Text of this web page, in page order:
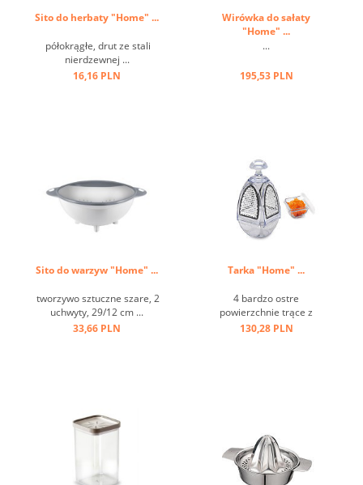
Sito do herbaty "Home" ...
półokrągłe, drut ze stali
nierdzewnej ...
16,16 PLN
Wirówka do sałaty
"Home" ...
...
195,53 PLN
Sito do warzyw "Home" ...
tworzywo sztuczne szare, 2
uchwyty, 29/12 cm ...
33,66 PLN
Tarka "Home" ...
4 bardzo ostre
powierzchnie trące z
pojemnikiem ...
130,28 PLN